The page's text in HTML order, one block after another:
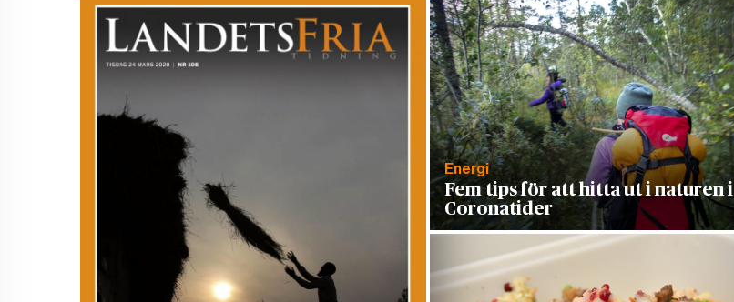
Energi
Fem tips för att hitta ut i naturen i
Coronatider